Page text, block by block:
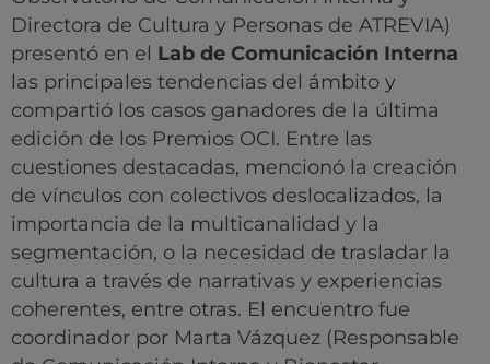
Directora de Cultura y Personas de ATREVIA)
presentó en el Lab de Comunicación Interna
las principales tendencias del ámbito y
compartió los casos ganadores de la última
edición de los Premios OCI. Entre las
cuestiones destacadas, mencionó la creación
de vínculos con colectivos deslocalizados, la
importancia de la multicanalidad y la
segmentación, o la necesidad de trasladar la
cultura a través de narrativas y experiencias
coherentes, entre otras. El encuentro fue
coordinador por Marta Vázquez (Responsable